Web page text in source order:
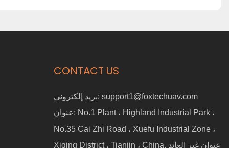
CONTACT US
بريد إلكتروني: support1@foxtechuav.com
عنوان: No.1 Plant ، Highland Industrial Park ،
No.35 Cai Zhi Road ، Xuefu Industrial Zone ،
Xiqing District ، Tianjin ، China. عنوان غير العائد